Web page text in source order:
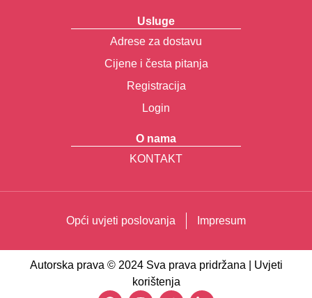
Usluge
Adrese za dostavu
Cijene i česta pitanja
Registracija
Login
O nama
KONTAKT
Opći uvjeti poslovanja Impresum
Autorska prava © 2024 Sva prava pridržana | Uvjeti
korištenja